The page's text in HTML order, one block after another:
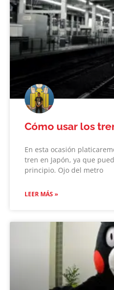
Cómo usar los
En esta ocasión
tren en Japón, ya que
principio. Ojo del metro
LEER MÁS »